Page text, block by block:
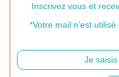
Inscrivez vous et
*Votre mail n’est